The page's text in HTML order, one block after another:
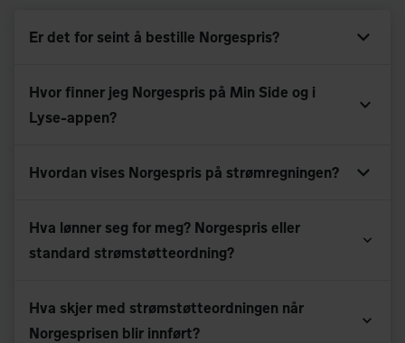
Er det for seint å bestille Norgespris?
Hvor finner jeg Norgespris på Min Side og i
Lyse-appen?
Hvordan vises Norgespris på strømregningen?
Hva lønner seg for meg? Norgespris eller
standard strømstøtteordning?
Hva skjer med strømstøtteordningen når
Norgesprisen blir innført?